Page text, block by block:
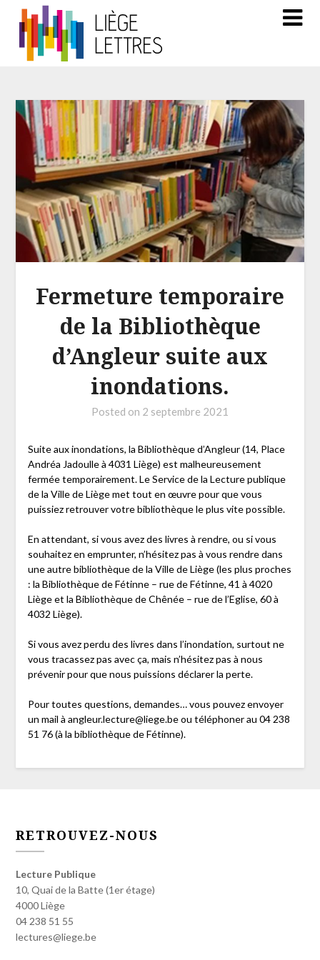
Fermeture temporaire
de la Bibliothèque
d’Angleur suite aux
inondations.
Posted on 2 septembre 2021
Suite aux inondations, la Bibliothèque d’Angleur (14, Place
Andréa Jadoulle à 4031 Liège) est malheureusement
fermée temporairement. Le Service de la Lecture publique
de la Ville de Liège met tout en œuvre pour que vous
puissiez retrouver votre bibliothèque le plus vite possible.
En attendant, si vous avez des livres à rendre, ou si vous
souhaitez en emprunter, n’hésitez pas à vous rendre dans
une autre bibliothèque de la Ville de Liège (les plus proches
: la Bibliothèque de Fétinne – rue de Fétinne, 41 à 4020
Liège et la Bibliothèque de Chênée – rue de l’Eglise, 60 à
4032 Liège).
Si vous avez perdu des livres dans l’inondation, surtout ne
vous tracassez pas avec ça, mais n’hésitez pas à nous
prévenir pour que nous puissions déclarer la perte.
Pour toutes questions, demandes… vous pouvez envoyer
un mail à angleur.lecture@liege.be ou téléphoner au 04 238
51 76 (à la bibliothèque de Fétinne).
RETROUVEZ-NOUS
Lecture Publique
10, Quai de la Batte (1er étage)
4000 Liège
04 238 51 55
lectures@liege.be